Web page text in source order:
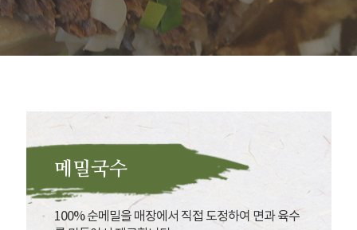
메밀국수
100% 순메밀을 매장에서 직접 도정하여 면과 육수